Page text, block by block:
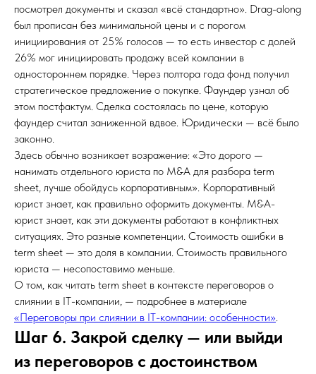
посмотрел документы и сказал «всё стандартно». Drag-along
был прописан без минимальной цены и с порогом
инициирования от 25% голосов — то есть инвестор с долей
26% мог инициировать продажу всей компании в
одностороннем порядке. Через полтора года фонд получил
стратегическое предложение о покупке. Фаундер узнал об
этом постфактум. Сделка состоялась по цене, которую
фаундер считал заниженной вдвое. Юридически — всё было
законно.
Здесь обычно возникает возражение: «Это дорого —
нанимать отдельного юриста по M&A для разбора term
sheet, лучше обойдусь корпоративным». Корпоративный
юрист знает, как правильно оформить документы. M&A-
юрист знает, как эти документы работают в конфликтных
ситуациях. Это разные компетенции. Стоимость ошибки в
term sheet — это доля в компании. Стоимость правильного
юриста — несопоставимо меньше.
О том, как читать term sheet в контексте переговоров о
слиянии в IT-компании, — подробнее в материале
«Переговоры при слиянии в IT-компании: особенности».
Шаг 6. Закрой сделку — или выйди
из переговоров с достоинством